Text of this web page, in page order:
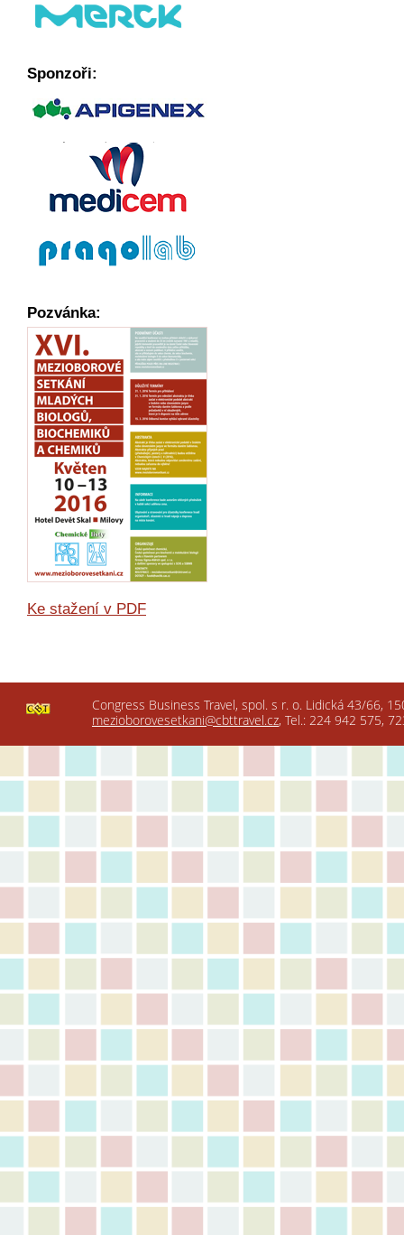
Sponzoři:
Pozvánka:
Ke stažení v PDF
Congress Business Travel, spol. s r. o. Lidická 43/66,
mezioborovesetkani@cbttravel.cz, Tel.: 224 942 575,